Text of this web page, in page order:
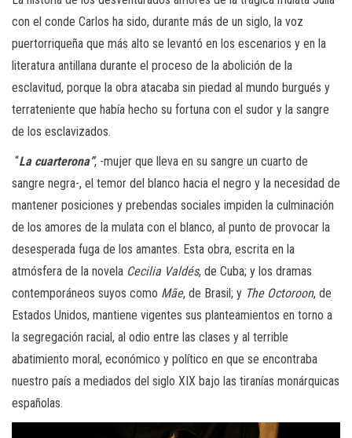
con el conde Carlos ha sido, durante más de un siglo, la voz
puertorriqueña que más alto se levantó en los escenarios y en la
literatura antillana durante el proceso de la abolición de la
esclavitud, porque la obra atacaba sin piedad al mundo burgués y
terrateniente que había hecho su fortuna con el sudor y la sangre
de los esclavizados.
“La cuarterona”, -mujer que lleva en su sangre un cuarto de
sangre negra-, el temor del blanco hacia el negro y la necesidad de
mantener posiciones y prebendas sociales impiden la culminación
de los amores de la mulata con el blanco, al punto de provocar la
desesperada fuga de los amantes. Esta obra, escrita en la
atmósfera de la novela Cecilia Valdés, de Cuba; y los dramas
contemporáneos suyos como Mãe, de Brasil; y The Octoroon, de
Estados Unidos, mantiene vigentes sus planteamientos en torno a
la segregación racial, al odio entre las clases y al terrible
abatimiento moral, económico y político en que se encontraba
nuestro país a mediados del siglo XIX bajo las tiranías monárquicas
españolas.